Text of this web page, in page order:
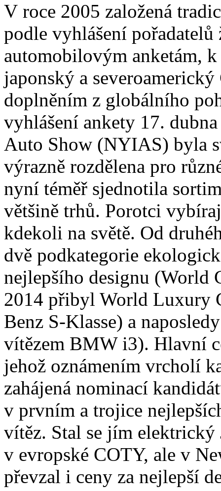
V roce 2005 založená
podle vyhlášení
automobilovým anketám,
japonský a
doplněním z globálního
vyhlášení ankety 17.
Auto Show (NYIAS) byla
výrazně rozdělena pro
nyní téměř sjednotila
většině trhů. Porotci
kdekoli na světě. Od
dvě podkategorie
nejlepšího designu (World
2014 přibyl World Luxury
Benz S-Klasse) a
vítězem BMW i3). Hlavní
jehož oznámením vrcholí
zahájená nominací
v prvním a trojice
vítěz. Stal se jím elektrický
v evropské COTY, ale v
převzal i ceny za nejlepší